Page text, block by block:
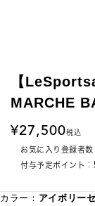
【
MARCHE
27,500税込
お気に入り登録者数
付与予定ポイント：
カラー： アイボリー